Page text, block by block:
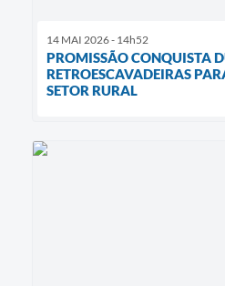
14 MAI 2026 - 14h52
PROMISSÃO CONQUISTA
RETROESCAVADEIRAS
SETOR RURAL